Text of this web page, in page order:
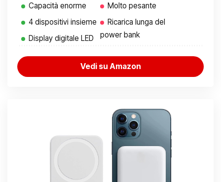
Capacità enorme
4 dispositivi insieme
Display digitale LED
Molto pesante
Ricarica lunga del
power bank
Vedi su Amazon